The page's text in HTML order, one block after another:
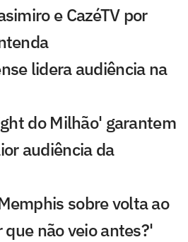
e CazéTV por
lidera audiência na
do Milhão' garantem
audiência da
sobre volta ao
não veio antes?'